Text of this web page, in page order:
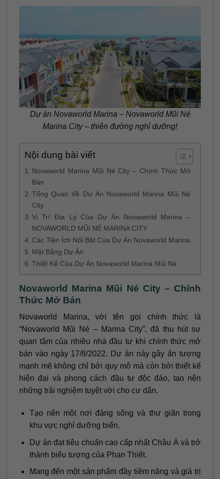
Dự án Novaworld Marina – Novaworld Mũi Né
Marina City – thiên đường nghỉ dưỡng!
Nội dung bài viết
Novaworld Marina Mũi Né City – Chính Thức Mở
Bán
Tổng Quan Về Dự Án Novaworld Marina Mũi Né
City
Vị Trí Địa Lý Của Dự Án Novaworld Marina –
NOVAWORLD MŨI NÉ MARINA CITY
Các Tiện Ích Nổi Bật Của Dự Án Novaworld Marina
Mặt Bằng Dự Án
Thiết Kế Của Dự Án Novaworld Marina Mũi Né
Novaworld Marina Mũi Né City – Chính
Thức Mở Bán
Novaworld Marina, với tên gọi chính thức là
“Novaworld Mũi Né – Marina City”, đã thu hút sự
quan tâm của nhiều nhà đầu tư khi chính thức mở
bán vào ngày 17/8/2022. Dự án này gây ấn tượng
mạnh mẽ không chỉ bởi quy mô mà còn bởi thiết kế
hiện đại và phong cách đầu tư độc đáo, tạo nên
những trải nghiệm tuyệt vời cho cư dân.
Tạo nên một nơi đáng sống và thư giãn trong
khu vực nghỉ dưỡng biển.
Dự án đạt tiêu chuẩn cao cấp nhất Châu Á và trở
thành biểu tượng của Phan Thiết.
Mang đến một sản phẩm đầy tiềm năng và giá trị